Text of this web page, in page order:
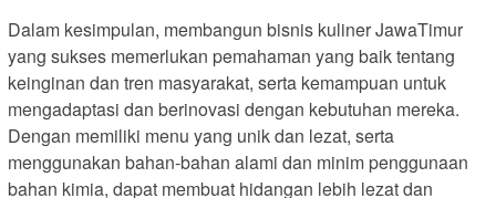
Dalam kesimpulan, membangun bisnis kuliner JawaTimur
yang sukses memerlukan pemahaman yang baik tentang
keinginan dan tren masyarakat, serta kemampuan untuk
mengadaptasi dan berinovasi dengan kebutuhan mereka.
Dengan memiliki menu yang unik dan lezat, serta
menggunakan bahan-bahan alami dan minim penggunaan
bahan kimia, dapat membuat hidangan lebih lezat dan